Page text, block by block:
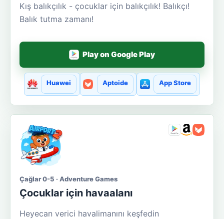
Kış balıkçılık - çocuklar için balıkçılık! Balıkçı!
Balık tutma zamanı!
Play on Google Play
Huawei Aptoide App Store
Çağlar 0-5 · Adventure Games
Çocuklar için havaalanı
Heyecan verici havalimanını keşfedin